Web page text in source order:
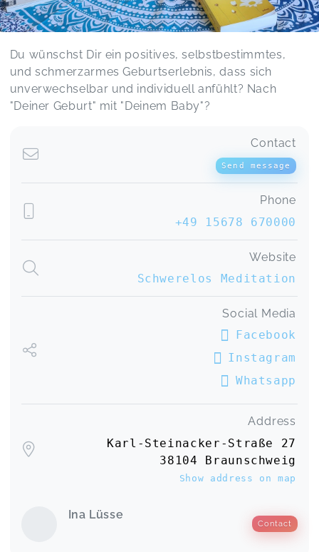
Du wünschst Dir ein positives, selbstbestimmtes,
und schmerzarmes Geburtserlebnis, dass sich
unverwechselbar und individuell anfühlt? Nach
"Deiner Geburt" mit "Deinem Baby"?
Contact
Send message
Phone
+49 15678 670000
Website
Schwerelos Meditation
Social Media
Facebook
Instagram
Whatsapp
Address
Karl-Steinacker-Straße 27
38104 Braunschweig
Show address on map
Ina Lüsse
Contact